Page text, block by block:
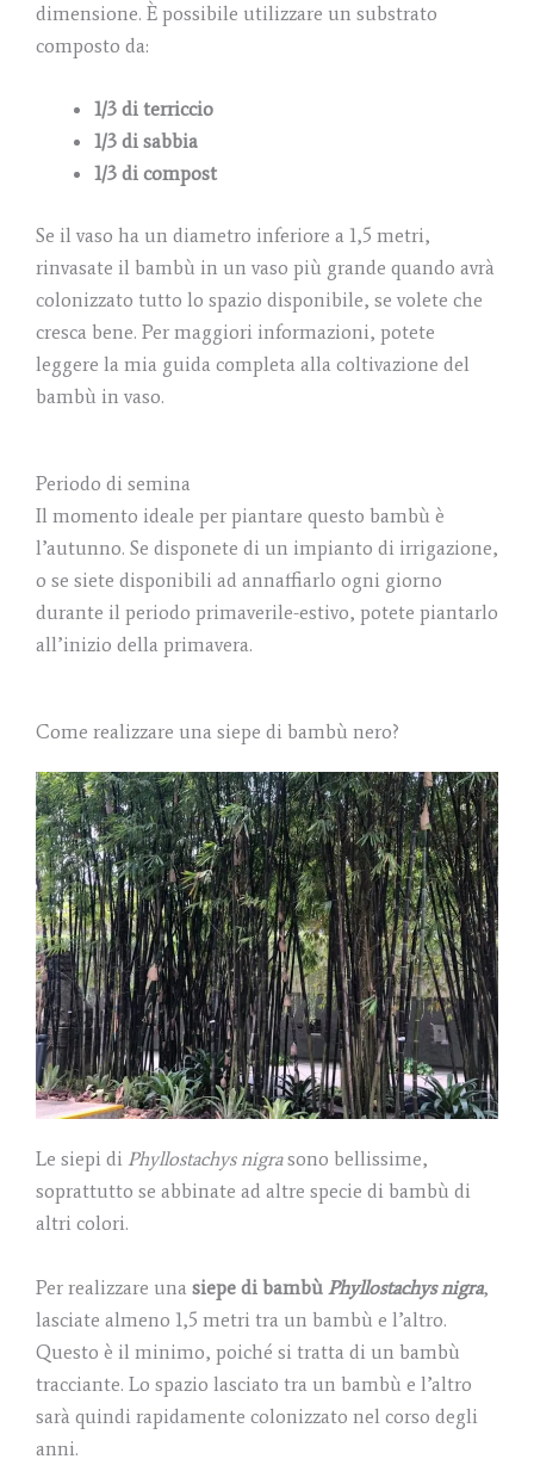
dimensione. È possibile utilizzare un substrato
composto da:
1/3 di terriccio
1/3 di sabbia
1/3 di compost
Se il vaso ha un diametro inferiore a 1,5 metri,
rinvasate il bambù in un vaso più grande quando avrà
colonizzato tutto lo spazio disponibile, se volete che
cresca bene. Per maggiori informazioni, potete
leggere la mia guida completa alla coltivazione del
bambù in vaso.
Periodo di semina
Il momento ideale per piantare questo bambù è
l’autunno. Se disponete di un impianto di irrigazione,
o se siete disponibili ad annaffiarlo ogni giorno
durante il periodo primaverile-estivo, potete piantarlo
all’inizio della primavera.
Come realizzare una siepe di bambù nero?
Le siepi di Phyllostachys nigrasono bellissime,
soprattutto se abbinate ad altre specie di bambù di
altri colori.
Per realizzare una siepe di bambù Phyllostachys nigra,
lasciate almeno 1,5 metri tra un bambù e l’altro.
Questo è il minimo, poiché si tratta di un bambù
tracciante. Lo spazio lasciato tra un bambù e l’altro
sarà quindi rapidamente colonizzato nel corso degli
anni.